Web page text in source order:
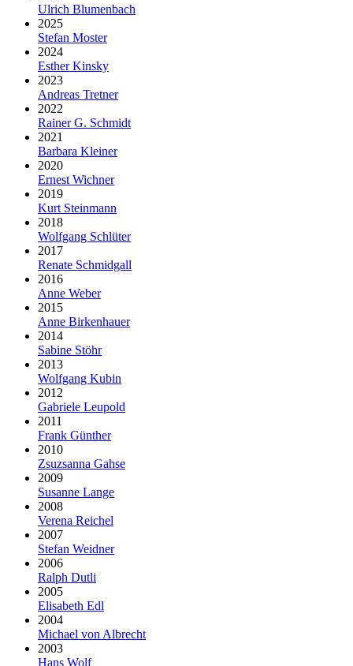
Ulrich Blumenbach
2025
Stefan Moster
2024
Esther Kinsky
2023
Andreas Tretner
2022
Rainer G. Schmidt
2021
Barbara Kleiner
2020
Ernest Wichner
2019
Kurt Steinmann
2018
Wolfgang Schlüter
2017
Renate Schmidgall
2016
Anne Weber
2015
Anne Birkenhauer
2014
Sabine Stöhr
2013
Wolfgang Kubin
2012
Gabriele Leupold
2011
Frank Günther
2010
Zsuzsanna Gahse
2009
Susanne Lange
2008
Verena Reichel
2007
Stefan Weidner
2006
Ralph Dutli
2005
Elisabeth Edl
2004
Michael von Albrecht
2003
Hans Wolf